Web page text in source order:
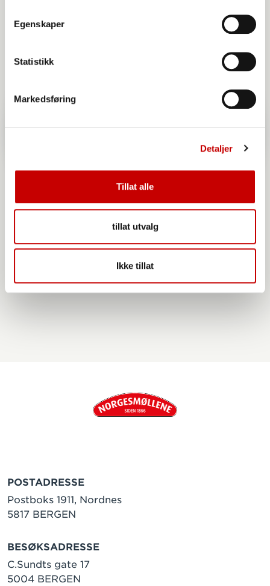
Egenskaper
Statistikk
Markedsføring
Detaljer
Tillat alle
tillat utvalg
Ikke tillat
Norgesmøllene Hvetemel siktet
POSTADRESSE
Postboks 1911, Nordnes
5817 BERGEN
BESØKSADRESSE
C.Sundts gate 17
5004 BERGEN